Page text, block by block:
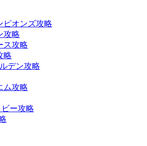
ピオンズ攻略
攻略
ス攻略
略
デン攻略
ム攻略
ー攻略